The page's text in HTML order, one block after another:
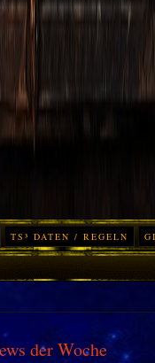
TS³ DATEN / REGELN
der Woche